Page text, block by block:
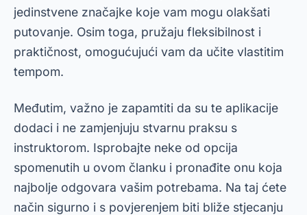
jedinstvene značajke koje vam mogu olakšati
putovanje. Osim toga, pružaju fleksibilnost i
praktičnost, omogućujući vam da učite vlastitim
tempom.
Međutim, važno je zapamtiti da su te aplikacije
dodaci i ne zamjenjuju stvarnu praksu s
instruktorom. Isprobajte neke od opcija
spomenutih u ovom članku i pronađite onu koja
najbolje odgovara vašim potrebama. Na taj ćete
način sigurno i s povjerenjem biti bliže stjecanju